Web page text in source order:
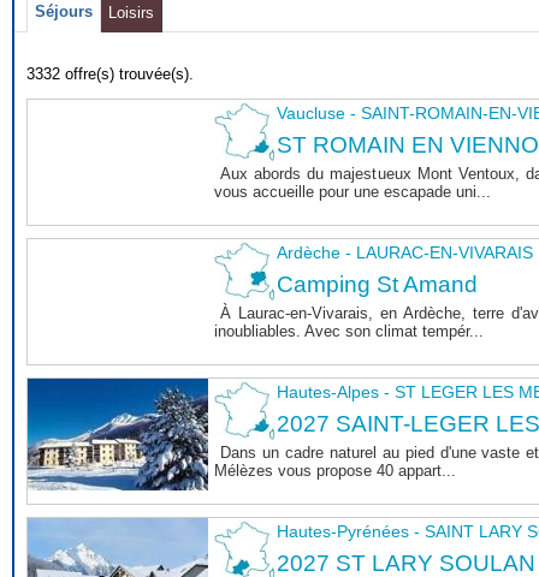
Séjours Loisirs
3332 offre(s) trouvée(s).
Vaucluse - SAINT-ROMAIN-EN-
ST ROMAIN EN
Aux abords du majestueux Mont Ventoux,
vous accueille pour une escapade uni...
Ardèche - LAURAC-EN-VIVARAIS
Camping St Amand
À Laurac-en-Vivarais, en Ardèche, terre
inoubliables. Avec son climat tempér...
Hautes-Alpes - ST LEGER LES
2027 SAINT-LEGER
Dans un cadre naturel au pied d'une vaste
Mélèzes vous propose 40 appart...
Hautes-Pyrénées - SAINT LARY
2027 ST LARY SOULAN